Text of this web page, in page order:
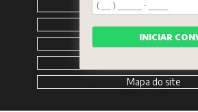
Contato
Solicite um
Mapa do site
INICIAR